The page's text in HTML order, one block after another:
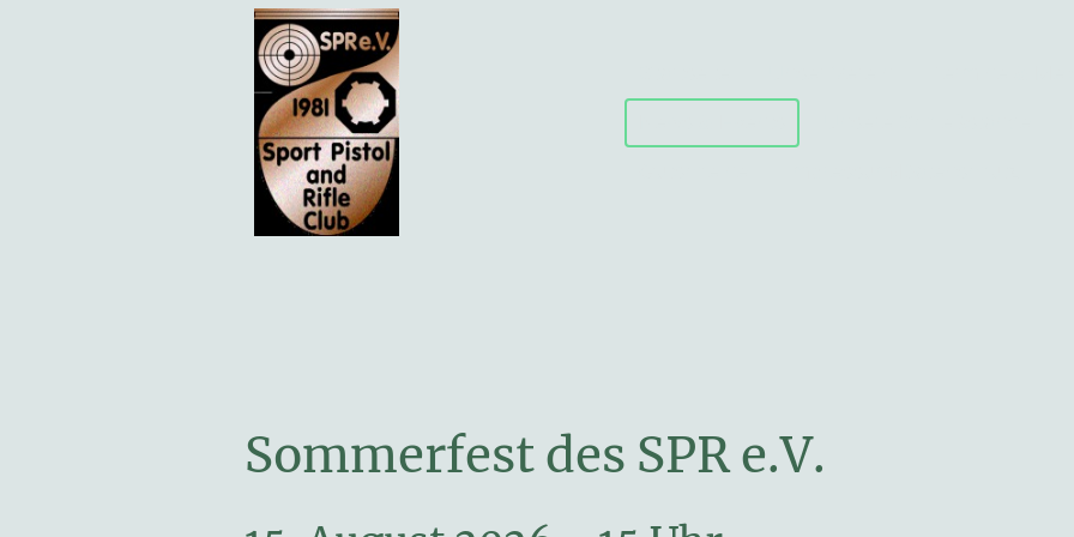
Sommerfest des SPR e.V.